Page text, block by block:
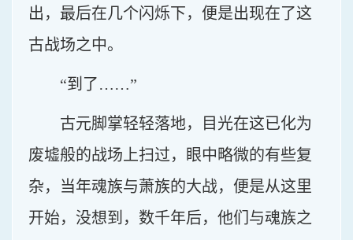
出，最后在几个闪烁下，便是出现在了这
古战场之中。
“到了……”
古元脚掌轻轻落地，目光在这已化为
废墟般的战场上扫过，眼中略微的有些复
杂，当年魂族与萧族的大战，便是从这里
开始，没想到，数千年后，他们与魂族之